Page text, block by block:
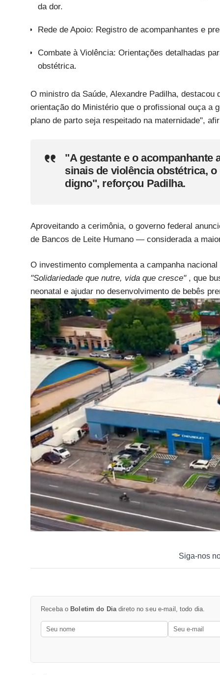
da dor.
Rede de Apoio: Registro de acompanhantes e
Combate à Violência: Orientações detalhadas
obstétrica.
O ministro da Saúde, Alexandre Padilha,
orientação do Ministério que o profissional ouça a
plano de parto seja respeitado na maternidade",
"A gestante e o acompanhante
sinais de violência obstétrica,
digno", reforçou Padilha.
Aproveitando a cerimônia, o governo federal
de Bancos de Leite Humano — considerada a
O investimento complementa a campanha
"Solidariedade que nutre, vida que cresce" , que
neonatal e ajudar no desenvolvimento de bebês
Siga-nos
Receba o Boletim do Diadireto no seu e-mail, todo dia.